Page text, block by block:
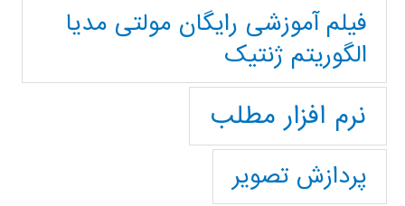
فیلم آموزشی رایگان مولتی مدیا
الگوریتم ژنتیک
نرم افزار مطلب
پردازش تصویر